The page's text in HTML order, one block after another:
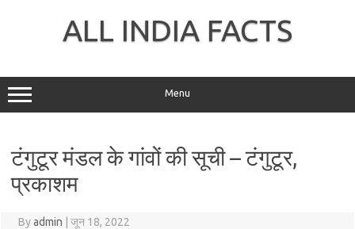
ALL INDIA FACTS
Menu
टंगुटूर मंडल के गांवों की सूची – टंगुटूर,
प्रकाशम
Byadmin जून 18, 2022